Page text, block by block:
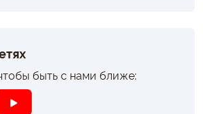
быть с нами ближе: